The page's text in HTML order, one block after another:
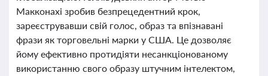
Макконахі зробив безпрецедентний крок,
зареєструвавши свій голос, образ та впізнавані
фрази як торговельні марки у США. Це дозволяє
йому ефективно протидіяти несанкціонованому
використанню свого образу штучним інтелектом,